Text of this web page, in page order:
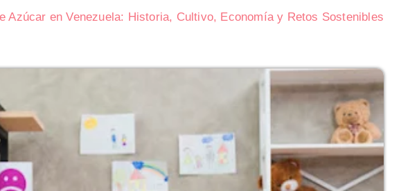
Azúcar en Venezuela: Historia, Cultivo, Economía y Retos Sostenibles